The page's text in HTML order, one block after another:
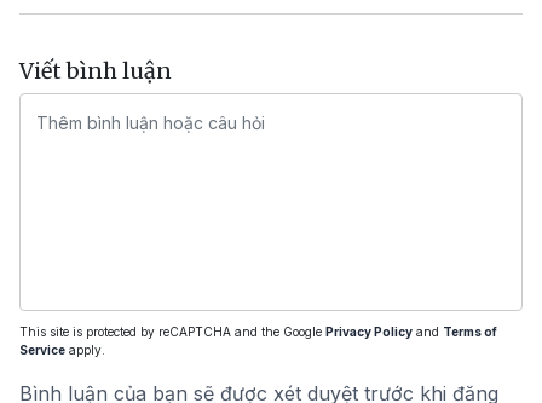
Viết bình luận
This site is protected by reCAPTCHA and the Google Privacy Policy and Terms of
Service apply.
Bình luận của bạn sẽ được xét duyệt trước khi đăng